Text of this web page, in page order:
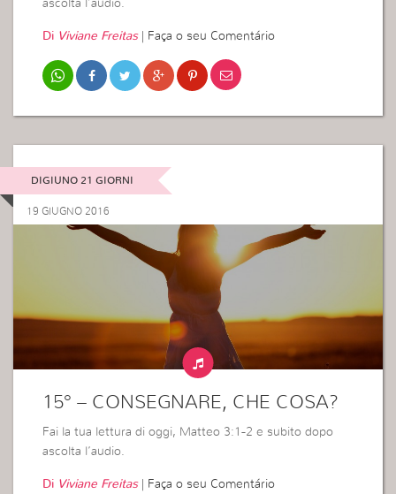
ascolta l’audio.
Di Viviane Freitas| Faça o seu Comentário
DIGIUNO 21 GIORNI
19 GIUGNO 2016
15° – CONSEGNARE, CHE COSA?
Fai la tua lettura di oggi, Matteo 3:1-2 e subito dopo
ascolta l’audio.
Di Viviane Freitas| Faça o seu Comentário